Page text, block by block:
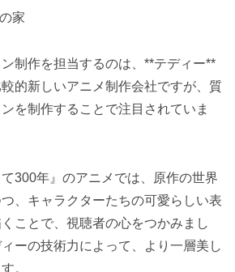
家
制作を担当するのは、**テディー**
的新しいアニメ制作会社ですが、質
を制作することで注目されていま
300年』のアニメでは、原作の世界
、キャラクターたちの可愛らしい表
ことで、視聴者の心をつかみまし
ーの技術力によって、より一層美し
。